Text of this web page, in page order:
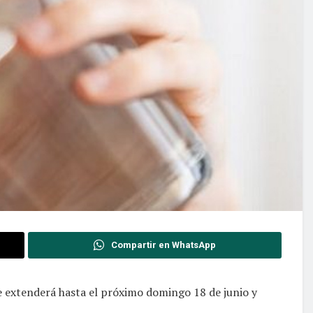
Compartir en WhatsApp
extenderá hasta el próximo domingo 18 de junio y